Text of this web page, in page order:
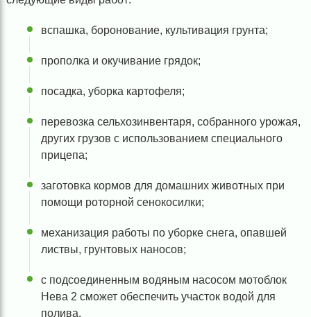
вспашка, боронование, культивация грунта;
прополка и окучивание грядок;
посадка, уборка картофеля;
перевозка сельхозинвентаря, собранного урожая,
других грузов с использованием специального
прицепа;
заготовка кормов для домашних животных при
помощи роторной сенокосилки;
механизация работы по уборке снега, опавшей
листвы, грунтовых наносов;
с подсоединенным водяным насосом мотоблок
Нева 2 сможет обеспечить участок водой для
полива.